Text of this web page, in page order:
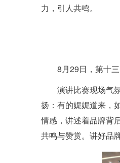
力，引人共鸣。
8月29日，第十
演讲比赛现场气
扬：有的娓娓道来，
情感，讲述着品牌背
共鸣与赞赏。讲好品